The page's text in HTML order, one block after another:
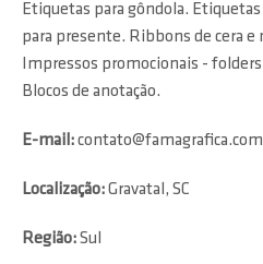
Etiquetas para gôndola.
para presente. Ribbons de cera e
Impressos promocionais -
Blocos de anotação.
E-mail:
Localização:Gravatal, SC
Região:Sul